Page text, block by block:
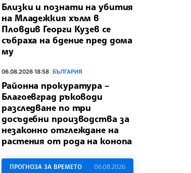
Близки и познати на убития
на Младежкия хълм в
Пловдив Георги Кузев се
събраха на бдение пред дома
му
06.08.2026 18:58 БЪЛГАРИЯ
Районна прокуратура –
Благоевград ръководи
разследване по три
досъдебни производства за
незаконно отглеждане на
растения от рода на конопа
ПРОГНОЗА ЗА ВРЕМЕТО 06.08.2026